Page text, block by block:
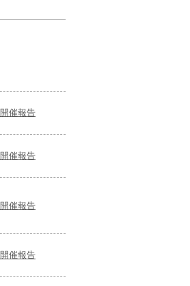
開催報告
開催報告
開催報告
開催報告